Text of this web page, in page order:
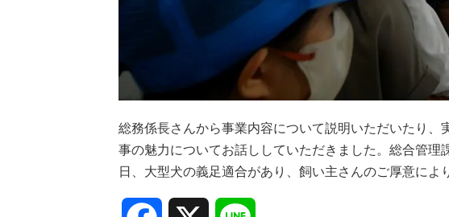
総務係長さんから事業内容について説明いただいたり
事の魅力についてお話ししていただきました。総合管
日、大型犬の義足適合があり、飼い主さんのご厚意によ